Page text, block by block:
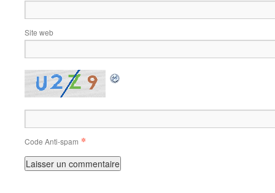
Site web
Code Anti-spam *